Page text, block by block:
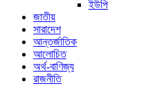
ইউপি
জাতীয়
সারাদেশ
আন্তর্জাতিক
আলোচিত
অর্থ-বাণিজ্য
রাজনীতি